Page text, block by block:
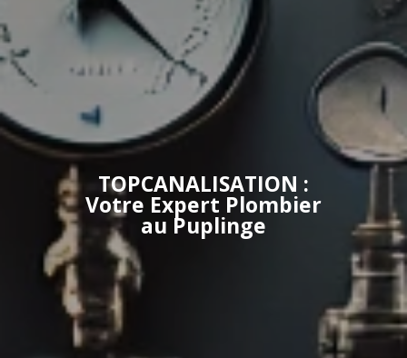
TOPCANALISATION :
Votre Expert Plombier
au Puplinge